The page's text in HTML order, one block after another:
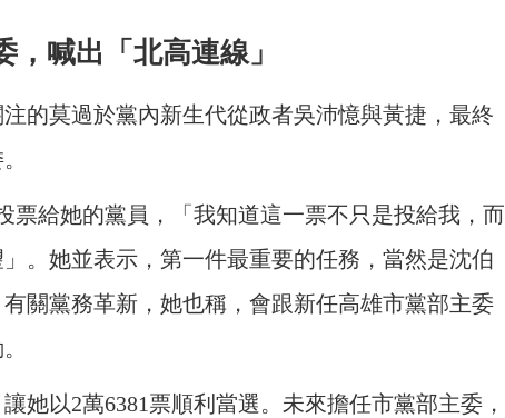
喊出「北高連線」
的莫過於黨內新生代從政者吳沛憶與黃捷，最終
票給她的黨員，「我知道這一票不只是投給我，而
。她並表示，第一件最重要的任務，當然是沈伯
關黨務革新，她也稱，會跟新任高雄市黨部主委
她以2萬6381票順利當選。未來擔任市黨部主委，